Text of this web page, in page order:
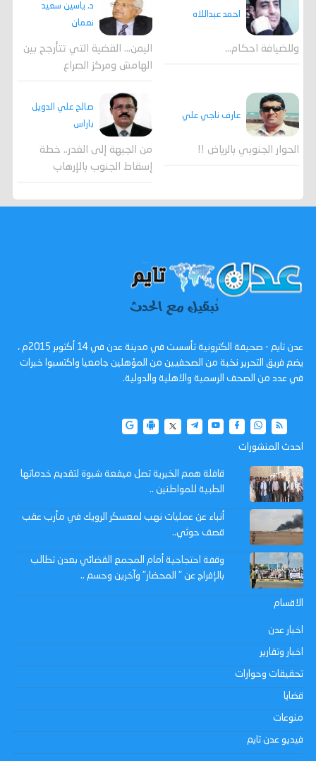
احمد عبداللاه
وللضيافة احكام…
د. ياسين سعيد
نعمان
اليمن… القضية التي تتأرجح بين
الهامش ومركز الصراع
عارف ناجي علي
الحوار الجنوبي بالرياض !!
صالح علي الدويل
باراس
من الجبهة إلى الغدر.. خطة
إسقاط الجنوب بالإرهاب
عدن تايم - صحيفة الكترونية تأسست في مدينة عدن في 14 أكتوبر 2015م ،
يضم فريق التحرير نخبة من الصحفيين من المؤهلين جامعيا واكتسبوا خبرات
في عدد من الصحف الرسمية والاهلية والدولية.
احدث المنشورات
قافلة همم الخيرية تصل ميفعة شبوة لتقديم خدماتها
الطبية للمواطنين ..
أنباء عن عمليات نهب لمعسكر الرويك في مأرب عقب
قصف حوثي..
وقفة احتجاجية أمام المجمع القضائي بعدن تطالب
بالإفراج عن " المحضار" وآخرين وحسم ..
الاقسام
اخبار عدن
اخبار وتقارير
تحقيقات وحوارات
قضايا
منوعات
فيديو عدن تايم